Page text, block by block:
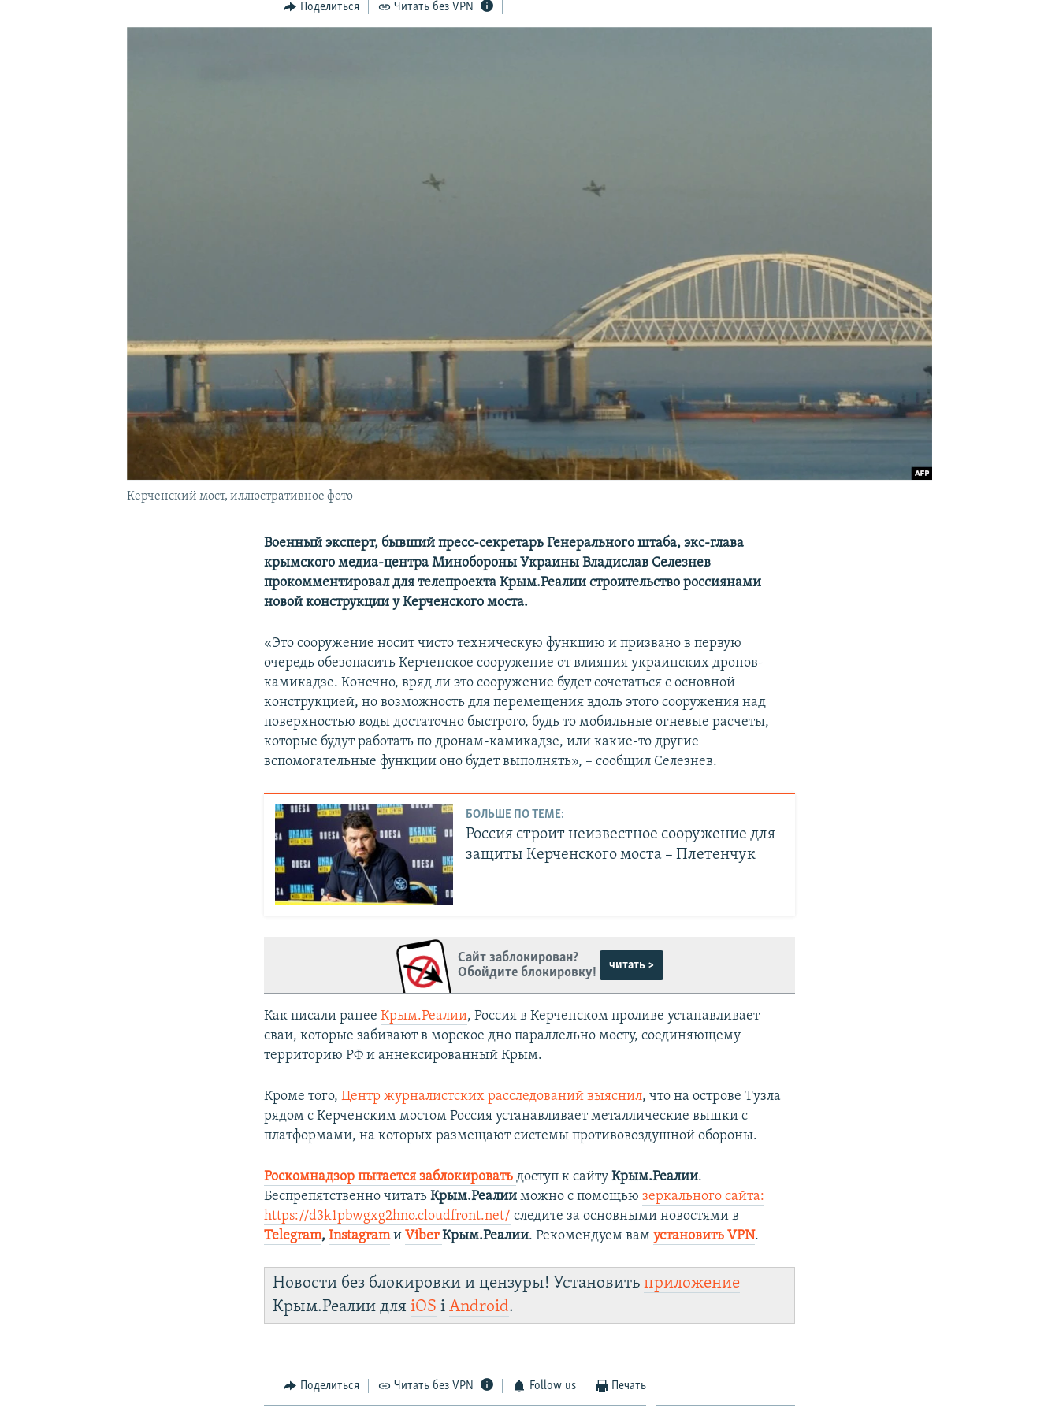
КРЫМ.НЕПОКОРЕННЫЙ
Поделиться Читать без VPN
Керченский мост, иллюстративное фото
Военный эксперт, бывший пресс-секретарь Генерального штаба, экс-глава
крымского медиа-центра Минобороны Украины Владислав Селезнев
прокомментировал для телепроекта Крым.Реалии строительство россиянами
новой конструкции у Керченского моста.
«Это сооружение носит чисто техническую функцию и призвано в первую
очередь обезопасить Керченское сооружение от влияния украинских дронов-
камикадзе. Конечно, вряд ли это сооружение будет сочетаться с основной
конструкцией, но возможность для перемещения вдоль этого сооружения над
поверхностью воды достаточно быстрого, будь то мобильные огневые расчеты,
которые будут работать по дронам-камикадзе, или какие-то другие
вспомогательные функции оно будет выполнять», – сообщил Селезнев.
БОЛЬШЕ ПО ТЕМЕ:
Россия строит неизвестное сооружение для
защиты Керченского моста – Плетенчук
Сайт заблокирован?
Обойдите блокировку!
читать >
Как писали ранееКрым.Реалии, Россия в Керченском проливе устанавливает
сваи, которые забивают в морское дно параллельно мосту, соединяющему
территорию РФ и аннексированный Крым.
Кроме того,Центр журналистских расследований выяснил, что на острове Тузла
рядом с Керченским мостом Россия устанавливает металлические вышки с
платформами, на которых размещают системы противовоздушной обороны.
Роскомнадзор пытается заблокировать доступ к сайтуКрым.Реалии.
Беспрепятственно читатьКрым.Реалии можно с помощьюзеркального сайта:
https://d3k1pbwgxg2hno.cloudfront.net/ следите за основными новостями в
Telegram,InstagramиViber Крым.Реалии. Рекомендуем вамустановить VPN.
Новости без блокировки и цензуры! Установитьприложение
Крым.Реалии дляiOS іAndroid.
Поделиться Читать без VPN Follow us Печать